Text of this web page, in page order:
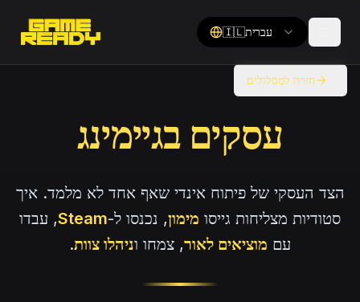
🇮🇱עברית
חזרה למסלולים
עסקים בגיימינג
הצד העסקי של פיתוח אינדי שאף אחד לא מלמד. איך
סטודיות מצליחות גייסו מימון, נכנסו ל-Steam, עבדו
עם מוציאים לאור, צמחו וניהלו צוות.
עסקים בגיימינג